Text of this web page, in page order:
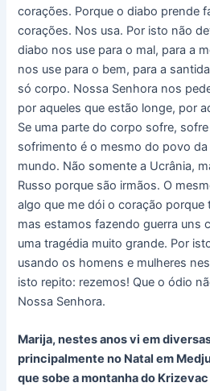
corações. Porque o diabo prende
corações. Nos usa. Por isto não
diabo nos use para o mal, para a
nos use para o bem, para a
só corpo. Nossa Senhora nos
por aqueles que estão longe, por
Se uma parte do corpo sofre,
sofrimento é o mesmo do povo
mundo. Não somente a Ucrânia,
Russo porque são irmãos. O
algo que me dói o coração porque
mas estamos fazendo guerra uns
uma tragédia muito grande. Por
usando os homens e mulheres
isto repito: rezemos! Que o ódio
Nossa Senhora.
Marija, nestes anos vi em
principalmente no Natal em
que sobe a montanha do Krizevac